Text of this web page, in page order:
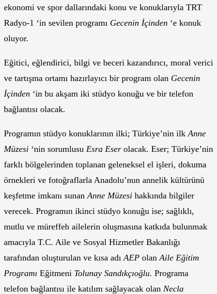
ekonomi ve spor dallarındaki konu ve konuklarıyla TRT
Radyo-1 ‘in sevilen programı Gecenin İçinden ‘e konuk
oluyor.
Eğitici, eğlendirici, bilgi ve beceri kazandırıcı, moral verici
ve tartışma ortamı hazırlayıcı bir program olan Gecenin
İçinden ‘in bu akşam iki stüdyo konuğu ve bir telefon
bağlantısı olacak.
Programın stüdyo konuklarının ilki; Türkiye’nin ilk Anne
Müzesi ‘nin sorumlusu Esra Eser olacak. Eser; Türkiye’nin
farklı bölgelerinden toplanan geleneksel el işleri, dokuma
örnekleri ve fotoğraflarla Anadolu’nun annelik kültürünü
keşfetme imkanı sunan Anne Müzesi hakkında bilgiler
verecek. Programın ikinci stüdyo konuğu ise; sağlıklı,
mutlu ve müreffeh ailelerin oluşmasına katkıda bulunmak
amacıyla T.C. Aile ve Sosyal Hizmetler Bakanlığı
tarafından oluşturulan ve kısa adı AEP olan Aile Eğitim
Programı Eğitmeni Tolunay Sandıkçıoğlu. Programa
telefon bağlantısı ile katılım sağlayacak olan Necla